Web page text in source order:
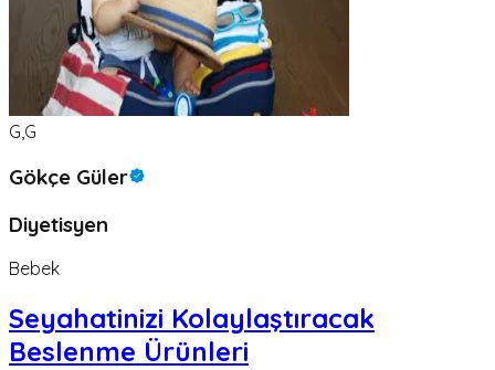
G,G
Gökçe Güler
Diyetisyen
Bebek
Seyahatinizi Kolaylaştıracak
Beslenme Ürünleri